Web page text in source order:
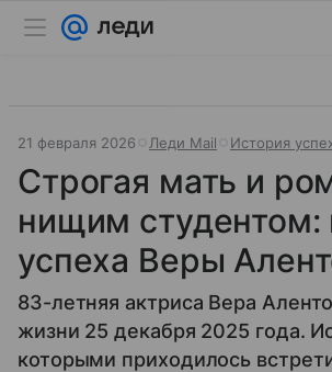
21 февраля 2026 Леди Mail История
Строгая мать и
нищим студентом:
успеха Веры
83-летняя актриса Вера
жизни 25 декабря 2025 года.
которыми приходилось